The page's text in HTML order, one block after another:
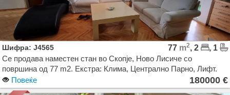
Шифра: J4565 77 m2, 2
, 1
Се продава наместен стан во Скопје, Ново Лисиче со
површина од 77 m2. Екстра: Клима, Централно Парно, Лифт.
Цена: 180000 EUR
Повеќе 180000 €